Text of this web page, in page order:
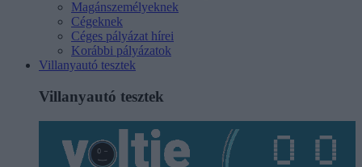
Magánszemélyeknek
Cégeknek
Céges pályázat hírei
Korábbi pályázatok
Villanyautó tesztek
Villanyautó tesztek